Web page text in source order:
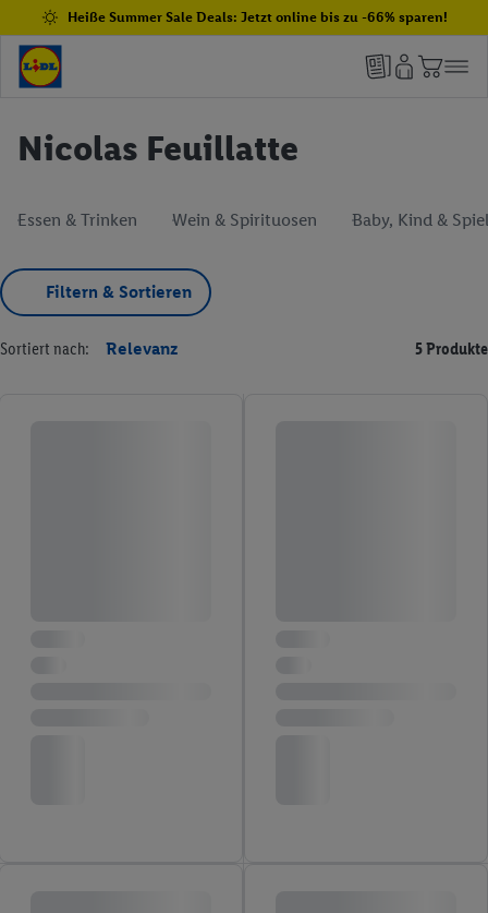
Heiße Summer Sale Deals: Jetzt online bis zu -66% sparen!
Nicolas Feuillatte
Essen & Trinken Wein & Spirituosen Baby, Kind &
Filtern & Sortieren
Sortiert nach: Relevanz 5 Produkte